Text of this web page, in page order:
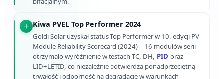
Kiwa PVEL Top Performer 2024
Goldi Solar uzyskał status Top Performer w 10. edycji PV
Module Reliability Scorecard (2024) – 16 modułów serii
otrzymało wyróżnienie w testach TC, DH, PID oraz
LID+LETID, co niezależnie potwierdza ponadprzeciętną
trwałość i odporność na degradację w warunkach